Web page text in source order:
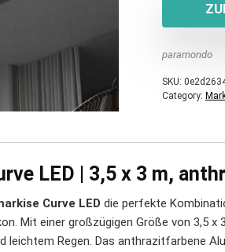
paramondo
SKU:
Category:
LED | 3,5 x 3 m,
Curve LED die perfekte
Mit einer großzügigen Größe von 3,5 x
leichtem Regen. Das anthrazitfarbene